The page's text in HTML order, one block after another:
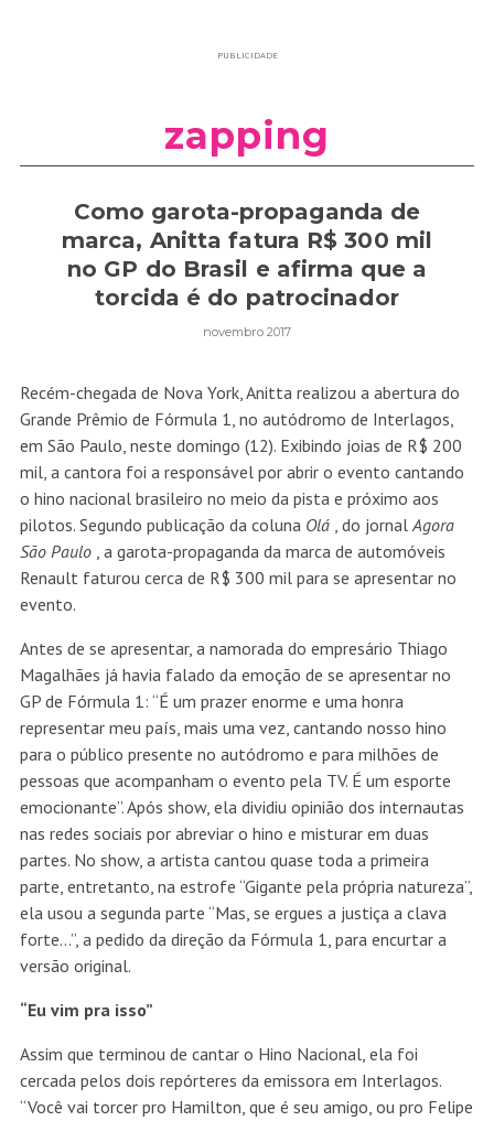
PUBLICIDADE
zapping
Como garota-propaganda de
marca, Anitta fatura R$ 300 mil
no GP do Brasil e afirma que a
torcida é do patrocinador
novembro 2017
Recém-chegada de Nova York, Anitta realizou a abertura do
Grande Prêmio de Fórmula 1, no autódromo de Interlagos,
em São Paulo, neste domingo (12). Exibindo joias de R$ 200
mil, a cantora foi a responsável por abrir o evento cantando
o hino nacional brasileiro no meio da pista e próximo aos
pilotos. Segundo publicação da coluna Olá , do jornalAgora
São Paulo , a garota-propaganda da marca de automóveis
Renault faturou cerca de R$ 300 mil para se apresentar no
evento.
Antes de se apresentar, a namorada do empresário Thiago
Magalhães já havia falado da emoção de se apresentar no
GP de Fórmula 1: “É um prazer enorme e uma honra
representar meu país, mais uma vez, cantando nosso hino
para o público presente no autódromo e para milhões de
pessoas que acompanham o evento pela TV. É um esporte
emocionante”. Após show, ela dividiu opinião dos internautas
nas redes sociais por abreviar o hino e misturar em duas
partes. No show, a artista cantou quase toda a primeira
parte, entretanto, na estrofe “Gigante pela própria natureza”,
ela usou a segunda parte “Mas, se ergues a justiça a clava
forte…”, a pedido da direção da Fórmula 1, para encurtar a
versão original.
“Eu vim pra isso”
Assim que terminou de cantar o Hino Nacional, ela foi
cercada pelos dois repórteres da emissora em Interlagos.
“Você vai torcer pro Hamilton, que é seu amigo, ou pro Felipe